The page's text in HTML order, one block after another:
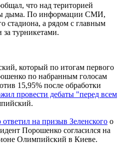
что над територией
дыма. По информации СМИ,
стадиона, а рядом с главным
турникетами.
который по итогам первого
по набранным голосам
15,95% после обработки
провести дебаты "перед всем
на призыв Зеленского о
Порошенко согласился на
Олимпийский в Киеве.